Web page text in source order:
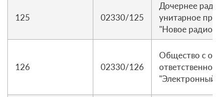
125 02330/125
Дочернее
унитарное
"Новое радио"
126 02330/126
Общество с
"Электронный